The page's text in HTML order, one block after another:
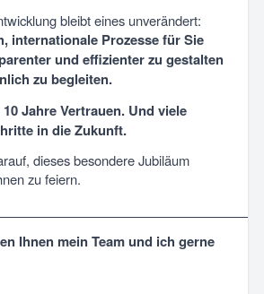
bleibt eines unverändert:
internationale Prozesse für Sie
und effizienter zu gestalten
zu begleiten.
10 Jahre Vertrauen. Und viele
in die Zukunft.
dieses besondere Jubiläum
zu feiern.
Ihnen mein Team und ich gerne